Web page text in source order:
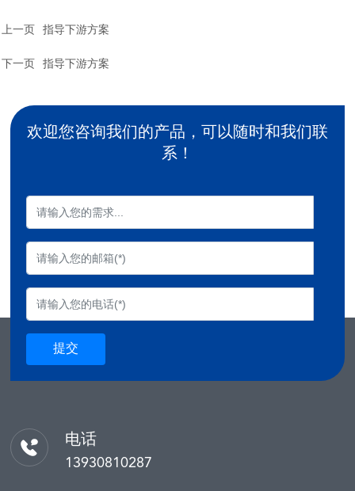
上一页 指导下游方案
下一页 指导下游方案
欢迎您咨询我们的产品，可以随时和我们联
系！
提交
电话
13930810287